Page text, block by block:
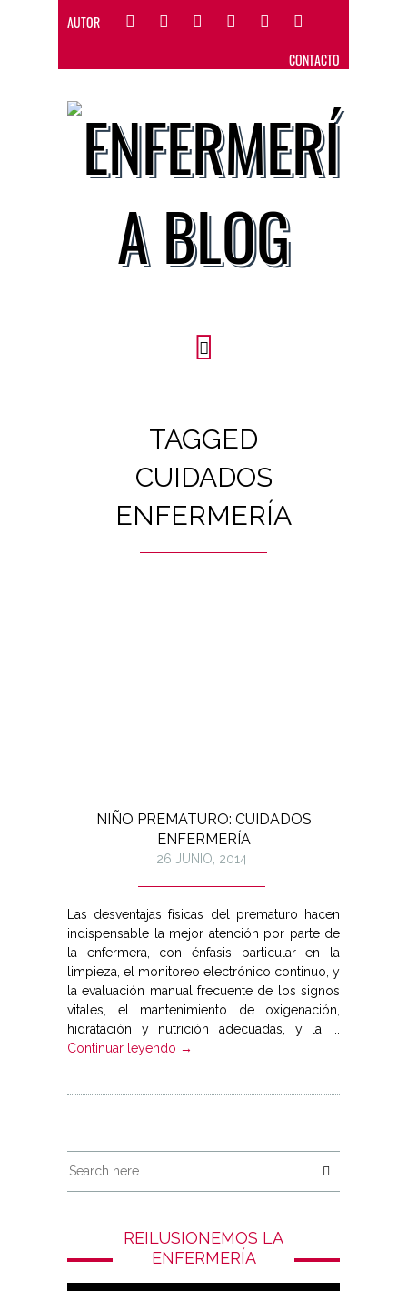
AUTOR
CONTACTO
TAGGED
CUIDADOS
ENFERMERÍA
NIÑO PREMATURO: CUIDADOS
ENFERMERÍA
26 JUNIO, 2014
Las desventajas físicas del prematuro hacen
indispensable la mejor atención por parte de
la enfermera, con énfasis particular en la
limpieza, el monitoreo electrónico continuo, y
la evaluación manual frecuente de los signos
vitales, el mantenimiento de oxigenación,
hidratación y nutrición adecuadas, y la ...
Continuar leyendo →
REILUSIONEMOS LA
ENFERMERÍA